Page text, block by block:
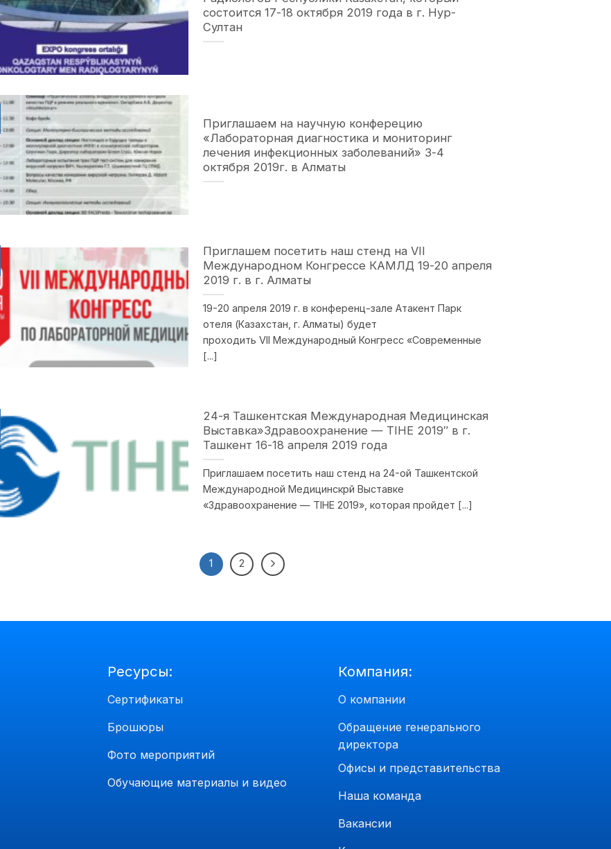
состоится 17-18 октября 2019 года в г. Нур-
Султан
Приглашаем на научную конферецию
«Лабораторная диагностика и мониторинг
лечения инфекционных заболеваний» 3-4
октября 2019г. в Алматы
Приглашем посетить наш стенд на VII
Международном Конгрессе КАМЛД 19-20 апреля
2019 г. в г. Алматы
19-20 апреля 2019 г. в конференц-зале Атакент Парк
отеля (Казахстан, г. Алматы) будет
проходить VII Международный Конгресс «Современные
[...]
24-я Ташкентская Международная Медицинская
Выставка»Здравоохранение — TIHE 2019″ в г.
Ташкент 16-18 апреля 2019 года
Приглашаем посетить наш стенд на 24-ой Ташкентской
Международной Медицинскрй Выставке
«Здравоохранение — TIHE 2019», которая пройдет [...]
1 2
Ресурсы:
Сертификаты
Брошюры
Фото мероприятий
Обучающие материалы и видео
Компания:
О компании
Обращение генерального
директора
Офисы и представительства
Наша команда
Вакансии